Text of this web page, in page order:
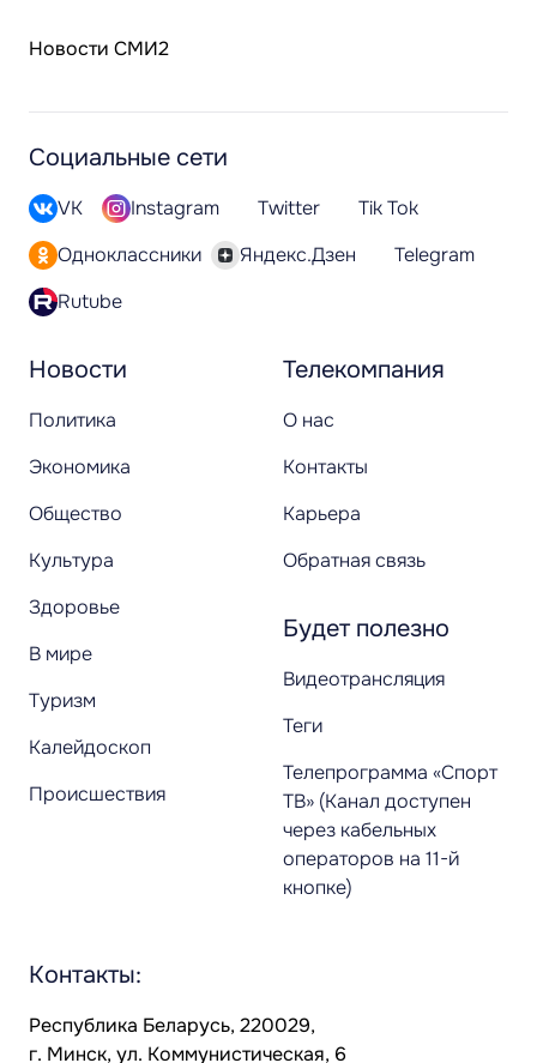
Новости СМИ2
Новости
Политика
Экономика
Общество
Культура
Здоровье
В мире
Туризм
Калейдоскоп
Происшествия
Телекомпания
О нас
Контакты
Карьера
Обратная связь
Будет полезно
Видеотрансляция
Теги
Телепрограмма «Спорт
ТВ» (Канал доступен
через кабельных
операторов на 11-й
кнопке)
Социальные сети
VK Instagram Twitter
Tik Tok
Одноклассники
Яндекс.Дзен
Telegram
Rutube
Контакты:
Республика Беларусь, 220029,
г. Минск, ул. Коммунистическая, 6